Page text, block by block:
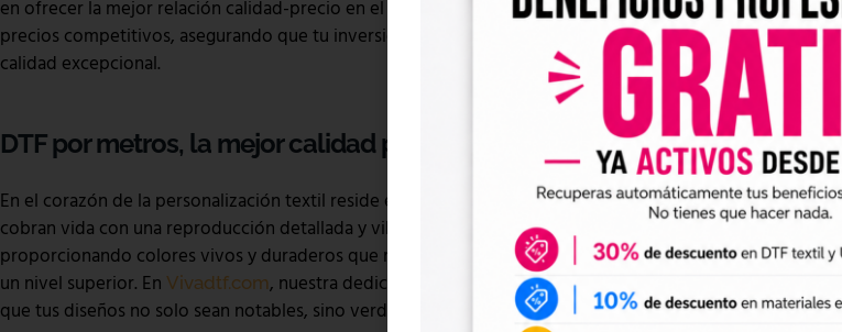
en ofrecer la mejor relación calidad-precio en el mercado textil español. Nos enorgullece ser pioneros en
precios competitivos, asegurando que tu inversión se traduzca en productos de personalización textil de
calidad excepcional.
DTF por metros, la mejor calidad para tus diseños
En el corazón de la personalización textil reside el arte del diseño. Con elDTFpor metros, tus creaciones
cobran vida con una reproducción detallada y vibrante. Cada matiz se captura con precisión,
proporcionando colores vivos y duraderos que no solo embellecen tus productos, sino que los elevan a
un nivel superior. En Vivadtf.com, nuestra dedicación a ofrecer la mejor calidad de impresión asegura
que tus diseños no solo sean notables, sino verdaderamente inolvidables.